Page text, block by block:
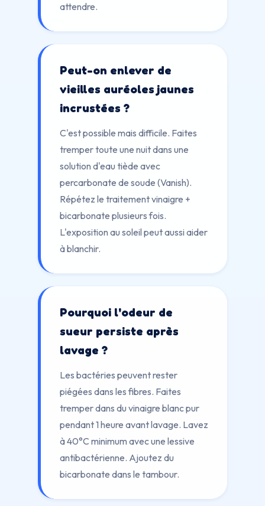
attendre.
Peut-on enlever de
vieilles auréoles jaunes
incrustées ?
C'est possible mais difficile. Faites
tremper toute une nuit dans une
solution d'eau tiède avec
percarbonate de soude (Vanish).
Répétez le traitement vinaigre +
bicarbonate plusieurs fois.
L'exposition au soleil peut aussi aider
à blanchir.
Pourquoi l'odeur de
sueur persiste après
lavage ?
Les bactéries peuvent rester
piégées dans les fibres. Faites
tremper dans du vinaigre blanc pur
pendant 1 heure avant lavage. Lavez
à 40°C minimum avec une lessive
antibactérienne. Ajoutez du
bicarbonate dans le tambour.